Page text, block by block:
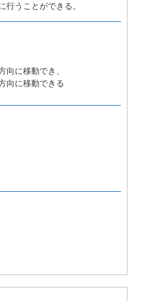
うことができる。
に移動でき、
向に移動できる